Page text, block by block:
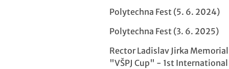
Polytechna Fest (5. 6. 2024)
Polytechna Fest (3. 6. 2025)
Rector Ladislav Jirka Memorial
"VŠPJ Cup" - 1st International